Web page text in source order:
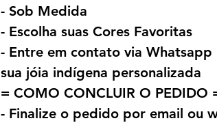
- Sob Medida
- Escolha suas Cores Favoritas
- Entre em contato via
sua jóia indígena personalizada
= COMO CONCLUIR O PEDIDO
- Finalize o pedido por email ou